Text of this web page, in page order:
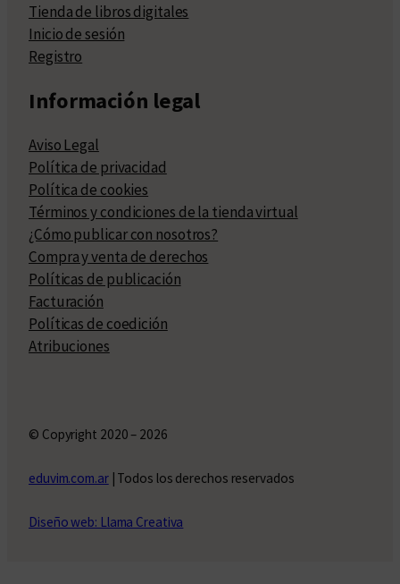
Tienda de libros digitales
Inicio de sesión
Registro
Información legal
Aviso Legal
Política de privacidad
Política de cookies
Términos y condiciones de la tienda virtual
¿Cómo publicar con nosotros?
Compra y venta de derechos
Políticas de publicación
Facturación
Políticas de coedición
Atribuciones
© Copyright 2020 – 2026
eduvim.com.ar| Todos los derechos reservados
Diseño web: Llama Creativa